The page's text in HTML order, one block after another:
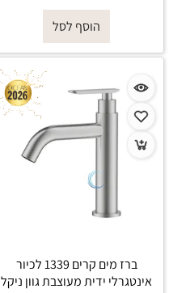
הוסף לסל
ברז מים קרים 1339 לכיור
אינטגרלי ידית מעוצבת גוון ניקל